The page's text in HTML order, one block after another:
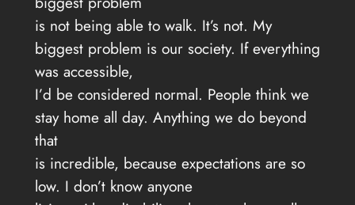
is not being able to walk. It’s not. My
biggest problem is our society. If everything
was accessible,
I’d be considered normal. People think we
stay home all day. Anything we do beyond
that
is incredible, because expectations are so
low. I don’t know anyone